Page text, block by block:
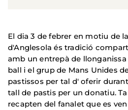
El dia 3 de febrer en motiu de
d'Anglesola és tradició
amb un entrepà de llonganissa
ball i el grup de Mans Unides
pastissos per tal d' oferir
tall de pastis per un donatiu.
recapten del fanalet que es